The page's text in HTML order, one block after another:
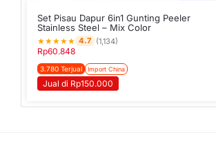
Set Pisau Dapur 6in1 Gunting Peeler
Stainless Steel – Mix Color
★★★★★ 4.7 (1,134)
Rp60.848
3.780 Terjual Import China
Jual di Rp150.000